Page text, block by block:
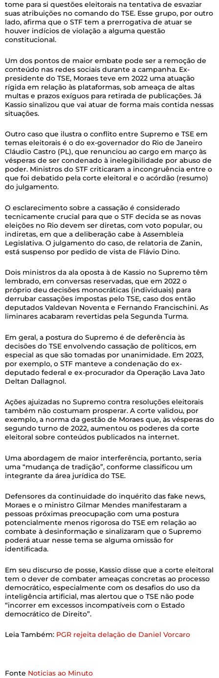
tome para si questões eleitorais na tentativa de esvaziar
suas atribuições no comando do TSE. Esse grupo, por outro
lado, afirma que o STF tem a prerrogativa de atuar se
houver indícios de violação a alguma questão
constitucional.
Um dos pontos de maior embate pode ser a remoção de
conteúdo nas redes sociais durante a campanha. Ex-
presidente do TSE, Moraes teve em 2022 uma atuação
rígida em relação às plataformas, sob ameaça de altas
multas e prazos exíguos para retirada de publicações. Já
Kassio sinalizou que vai atuar de forma mais contida nessas
situações.
Outro caso que ilustra o conflito entre Supremo e TSE em
temas eleitorais é o do ex-governador do Rio de Janeiro
Cláudio Castro (PL), que renunciou ao cargo em março às
vésperas de ser condenado à inelegibilidade por abuso de
poder. Ministros do STF criticaram a incongruência entre o
que foi debatido pela corte eleitoral e o acórdão (resumo)
do julgamento.
O esclarecimento sobre a cassação é considerado
tecnicamente crucial para que o STF decida se as novas
eleições no Rio devem ser diretas, com voto popular, ou
indiretas, em que a deliberação cabe à Assembleia
Legislativa. O julgamento do caso, de relatoria de Zanin,
está suspenso por pedido de vista de Flávio Dino.
Dois ministros da ala oposta à de Kassio no Supremo têm
lembrado, em conversas reservadas, que em 2022 o
próprio deu decisões monocráticas (individuais) para
derrubar cassações impostas pelo TSE, caso dos então
deputados Valdevan Noventa e Fernando Francischini. As
liminares acabaram revertidas pela Segunda Turma.
Em geral, a postura do Supremo é de deferência às
decisões do TSE envolvendo cassação de políticos, em
especial as que são tomadas por unanimidade. Em 2023,
por exemplo, o STF manteve a condenação do ex-
deputado federal e ex-procurador da Operação Lava Jato
Deltan Dallagnol.
Ações ajuizadas no Supremo contra resoluções eleitorais
também não costumam prosperar. A corte validou, por
exemplo, a norma da gestão de Moraes que, às vésperas do
segundo turno de 2022, aumentou os poderes da corte
eleitoral sobre conteúdos publicados na internet.
Uma abordagem de maior interferência, portanto, seria
uma “mudança de tradição”, conforme classificou um
integrante da área jurídica do TSE.
Defensores da continuidade do inquérito das fake news,
Moraes e o ministro Gilmar Mendes manifestaram a
pessoas próximas preocupação com uma postura
potencialmente menos rigorosa do TSE em relação ao
combate à desinformação e sinalizaram que o Supremo
poderá atuar nesse tema se alguma omissão for
identificada.
Em seu discurso de posse, Kassio disse que a corte eleitoral
tem o dever de combater ameaças concretas ao processo
democrático, especialmente com os desafios do uso da
inteligência artificial, mas alertou que o TSE não pode
“incorrer em excessos incompatíveis com o Estado
democrático de Direito”.
Leia Também: PGR rejeita delação de Daniel Vorcaro
Fonte Noticias ao Minuto